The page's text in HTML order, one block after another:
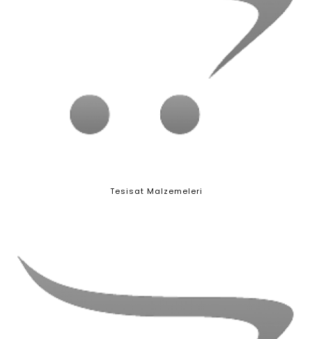
Tesisat Malzemeleri